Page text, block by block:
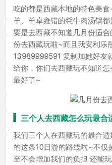
吃的都是西藏本地的特色美
羊、羊卓雍错的牦牛肉汤锅
要是去西藏不知道几月份适
份去西藏玩啦~而且我安利乐
13989999591 复制加她好友
给你，你们去西藏玩不知道
最好了~
三个人去西藏怎么玩最合
我们三个人在西藏玩的最合
的这条10日游的路线啦~不仅
至不会增加我们的负担 还能